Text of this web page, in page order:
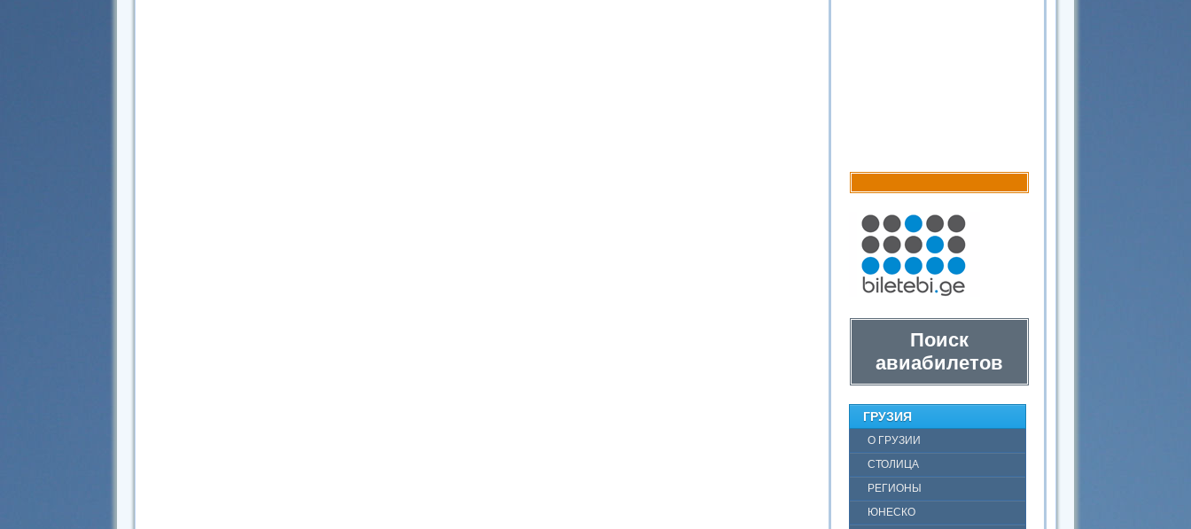
Поиск
авиабилетов
ГРУЗИЯ
О ГРУЗИИ
СТОЛИЦА
РЕГИОНЫ
ЮНЕСКО